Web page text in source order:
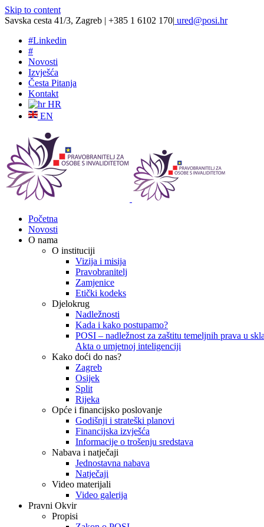
Skip to content
Savska cesta 41/3, Zagreb | +385 1 6102 170| ured@posi.hr
#Linkedin
#
Novosti
Izvješća
Česta Pitanja
Kontakt
HR
EN
Početna
Novosti
O nama
O instituciji
Vizija i misija
Pravobranitelj
Zamjenice
Etički kodeks
Djelokrug
Nadležnosti
Kada i kako postupamo?
POSI – nadležnost za zaštitu temeljnih prava u
Akta o umjetnoj inteligenciji
Kako doći do nas?
Zagreb
Osijek
Split
Rijeka
Opće i financijsko poslovanje
Godišnji i strateški planovi
Financijska izvješća
Informacije o trošenju sredstava
Nabava i natječaji
Jednostavna nabava
Natječaji
Video materijali
Video galerija
Pravni Okvir
Propisi